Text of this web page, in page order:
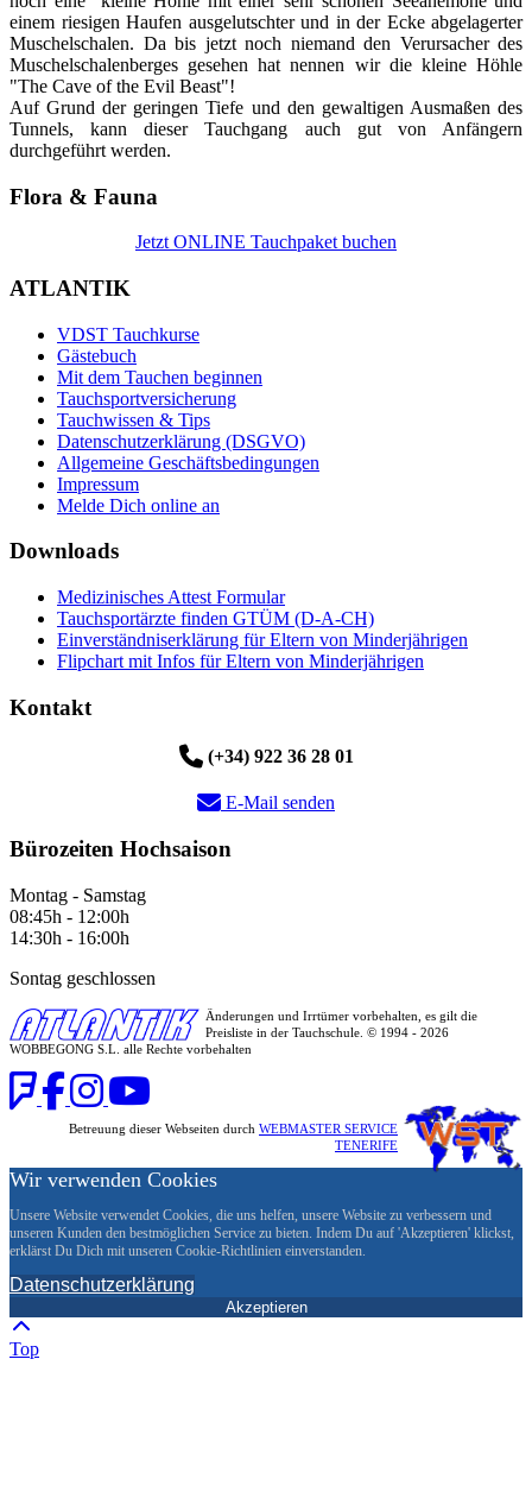
einem riesigen Haufen ausgelutschter und in der Ecke abgelagerter
Muschelschalen. Da bis jetzt noch niemand den Verursacher des
Muschelschalenberges gesehen hat nennen wir die kleine Höhle
"The Cave of the Evil Beast"!
Auf Grund der geringen Tiefe und den gewaltigen Ausmaßen des
Tunnels, kann dieser Tauchgang auch gut von Anfängern
durchgeführt werden.
Flora & Fauna
Jetzt ONLINE Tauchpaket buchen
ATLANTIK
VDST Tauchkurse
Gästebuch
Mit dem Tauchen beginnen
Tauchsportversicherung
Tauchwissen & Tips
Datenschutzerklärung (DSGVO)
Allgemeine Geschäftsbedingungen
Impressum
Melde Dich online an
Downloads
Medizinisches Attest Formular
Tauchsportärzte finden GTÜM (D-A-CH)
Einverständniserklärung für Eltern von Minderjährigen
Flipchart mit Infos für Eltern von Minderjährigen
Kontakt
(+34) 922 36 28 01
E-Mail senden
Bürozeiten Hochsaison
Montag - Samstag
08:45h - 12:00h
14:30h - 16:00h
Sontag geschlossen
Änderungen und Irrtümer vorbehalten, es gilt die
Preisliste in der Tauchschule. © 1994 - 2026
WOBBEGONG S.L. alle Rechte vorbehalten
Betreuung dieser Webseiten durch WEBMASTER SERVICE
TENERIFE
Wir verwenden Cookies
Unsere Website verwendet Cookies, die uns helfen, unsere Website zu verbessern und
unseren Kunden den bestmöglichen Service zu bieten. Indem Du auf 'Akzeptieren' klickst,
erklärst Du Dich mit unseren Cookie-Richtlinien einverstanden.
Datenschutzerklärung
Akzeptieren
Top